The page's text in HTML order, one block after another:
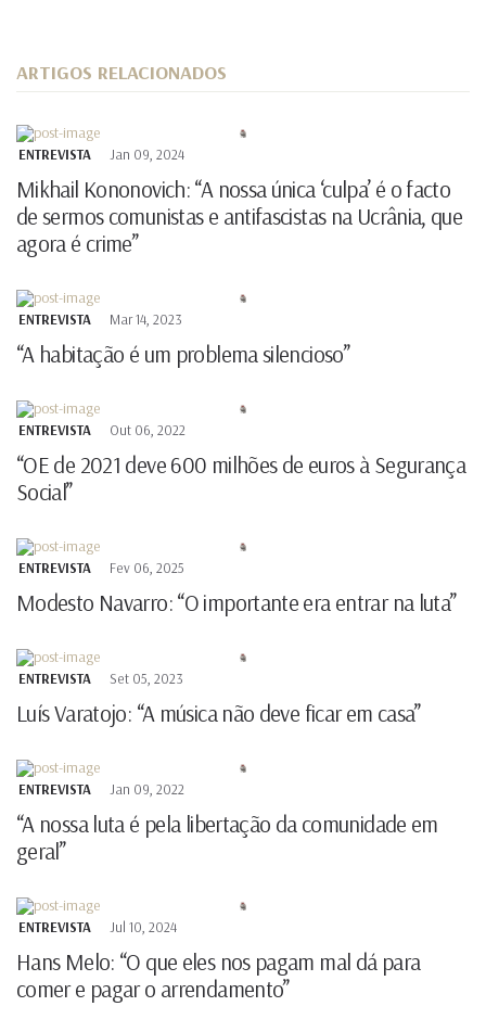
ARTIGOS RELACIONADOS
ENTREVISTA Jan 09, 2024
Mikhail Kononovich: “A nossa única ‘culpa’ é o facto
de sermos comunistas e antifascistas na Ucrânia, que
agora é crime”
ENTREVISTA Mar 14, 2023
“A habitação é um problema silencioso”
ENTREVISTA Out 06, 2022
“OE de 2021 deve 600 milhões de euros à Segurança
Social”
ENTREVISTA Fev 06, 2025
Modesto Navarro: “O importante era entrar na luta”
ENTREVISTA Set 05, 2023
Luís Varatojo: “A música não deve ficar em casa”
ENTREVISTA Jan 09, 2022
“A nossa luta é pela libertação da comunidade em
geral”
ENTREVISTA Jul 10, 2024
Hans Melo: “O que eles nos pagam mal dá para
comer e pagar o arrendamento”